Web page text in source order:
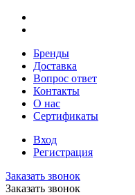
Бренды
Доставка
Вопрос ответ
Контакты
О нас
Сертификаты
Вход
Регистрация
Заказать звонок
Заказать звонок